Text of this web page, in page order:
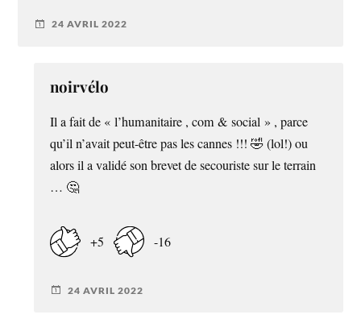
24 AVRIL 2022
noirvélo
Il a fait de « l’humanitaire , com & social » , parce
qu’il n’avait peut-être pas les cannes !!! 🤣 (lol!) ou
alors il a validé son brevet de secouriste sur le terrain
… 🤔
+5 -16
24 AVRIL 2022